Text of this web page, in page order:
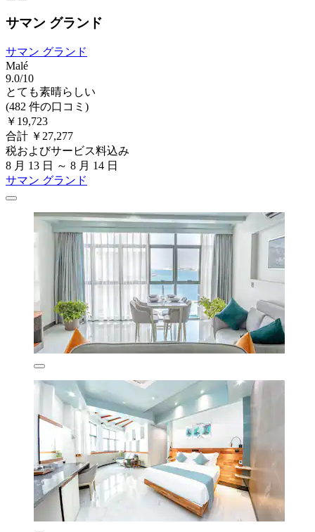
サマン グランド
サマン グランド
Malé
9.0/10
とても素晴らしい
(482 件の口コミ)
￥19,723
合計 ￥27,277
税およびサービス料込み
8 月 13 日 ～ 8 月 14 日
サマン グランド